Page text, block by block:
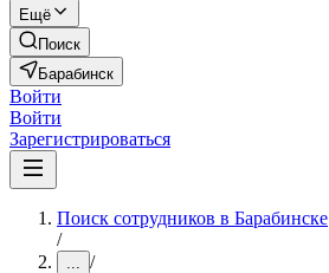
Ещё
Поиск
Барабинск
Войти
Войти
Зарегистрироваться
Поиск сотрудников в Барабинске
/
... /